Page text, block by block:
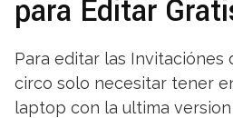
para Editar
Para editar las Invitaciónes
circo solo necesitar tener
laptop con la ultima